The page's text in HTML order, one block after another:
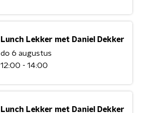
Lunch Lekker met Daniel Dekker
do 6 augustus
12:00 - 14:00
Lunch Lekker met Daniel Dekker